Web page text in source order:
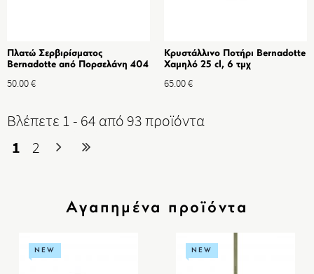
Πλατώ Σερβιρίσματος
Bernadotte από Πορσελάνη 404
50.00€
Κρυστάλλινο Ποτήρι Bernadotte
Χαμηλό 25 cl, 6 τμχ
65.00€
Βλέπετε 1 - 64 από 93 προϊόντα
1
2
Αγαπημένα προϊόντα
NEW NEW